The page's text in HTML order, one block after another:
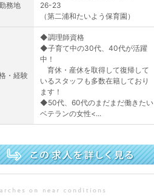
務地
26-23
（第二浦和たいよう保育園）
・経験
◆調理師資格
◆子育て中の30代、40代が活躍
中！
育休・産休を取得して復帰して
いるスタッフも多数在籍しており
ます！
◆50代、60代のまだまだ働きたい
ベテランの女性<...